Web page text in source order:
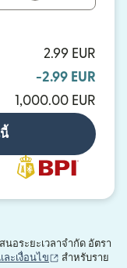
2.99 EUR
-2.99 EUR
1,000.00 EUR
อระยะเวลาจำกัด อัตรา
ะเงื่อนไข (เปิดในหน้าต่า
สำหรับราย